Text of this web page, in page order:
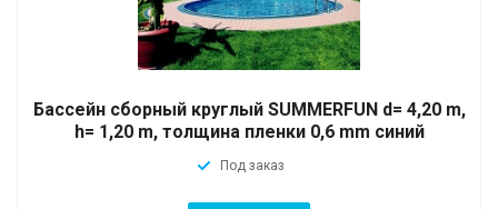
Бассейн сборный круглый SUMMERFUN d= 4,20 m,
h= 1,20 m, толщина пленки 0,6 mm синий
Под заказ